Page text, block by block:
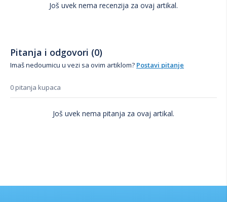
Još uvek nema recenzija za ovaj artikal.
Pitanja i odgovori (0)
Imaš nedoumicu u vezi sa ovim artiklom? Postavi pitanje
0 pitanja kupaca
Još uvek nema pitanja za ovaj artikal.